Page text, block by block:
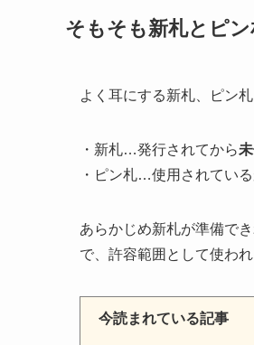
そもそも新札とピ
よく耳にする新札、ピン
・新札…発行されてから
・ピン札…使用されてい
あらかじめ新札が準備で
で、許容範囲として使わ
今読まれている記事